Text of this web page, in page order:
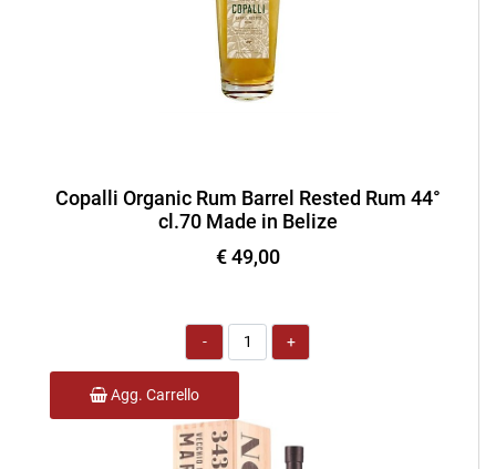
Copalli Organic Rum Barrel Rested Rum 44°
cl.70 Made in Belize
€ 49,00
Quantità
Agg. Carrello